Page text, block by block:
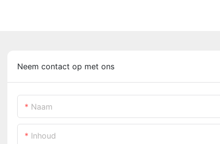
Neem contact op met ons
Naam
Inhoud